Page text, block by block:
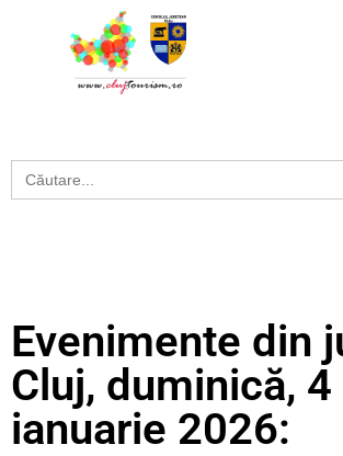
Search
for:
Evenimente din
Cluj, duminică, 4
ianuarie 2026: